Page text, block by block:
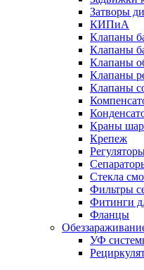
Затворы
КИПиА
Клапаны
Клапаны
Клапаны
Клапаны
Клапаны
Краны
Крепеж
Стекла
Фильтры
Фитинги
Фланцы
УФ